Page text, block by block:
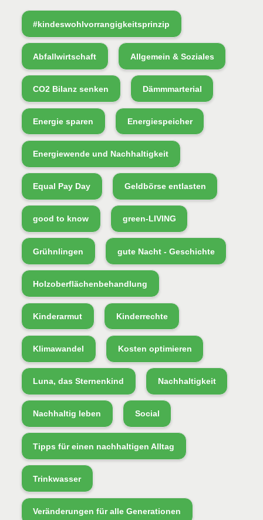
#kindeswohlvorrangigkeitsprinzip
Abfallwirtschaft Allgemein & Soziales
CO2 Bilanz senken Dämmmarterial
Energie sparen Energiespeicher
Energiewende und Nachhaltigkeit
Equal Pay Day Geldbörse entlasten
good to know green-LIVING
Grühnlingen gute Nacht - Geschichte
Holzoberflächenbehandlung
Kinderarmut Kinderrechte
Klimawandel Kosten optimieren
Luna, das Sternenkind Nachhaltigkeit
Nachhaltig leben Social
Tipps für einen nachhaltigen Alltag
Trinkwasser
Veränderungen für alle Generationen